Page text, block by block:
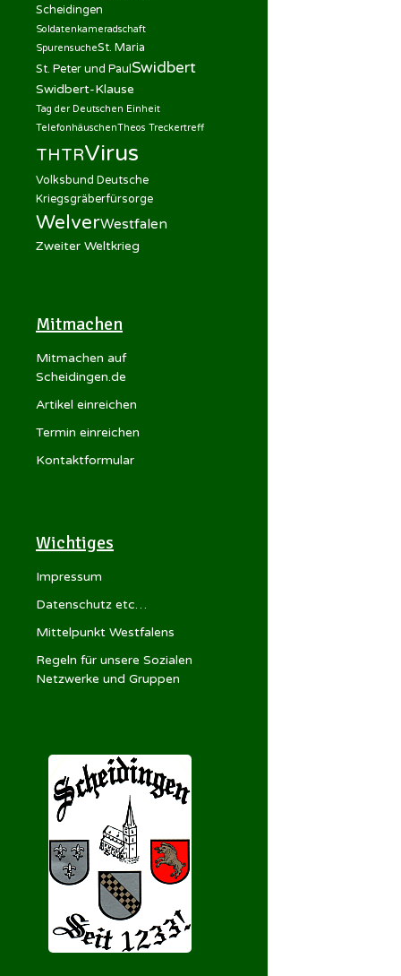
Scheidingen
Soldatenkameradschaft
SpurensucheSt. Maria
St. Peter und PaulSwidbert
Swidbert-Klause
Tag der Deutschen Einheit
TelefonhäuschenTheos Treckertreff
THTRVirus
Volksbund Deutsche
Kriegsgräberfürsorge
WelverWestfalen
Zweiter Weltkrieg
Mitmachen
Mitmachen auf
Scheidingen.de
Artikel einreichen
Termin einreichen
Kontaktformular
Wichtiges
Impressum
Datenschutz etc…
Mittelpunkt Westfalens
Regeln für unsere Sozialen
Netzwerke und Gruppen